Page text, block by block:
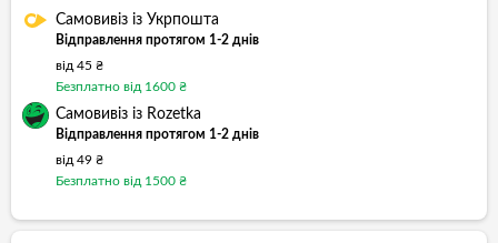
Самовивіз із Укрпошта
Відправлення протягом 1-2 днів
від 45 ₴
Безплатно від 1600 ₴
Самовивіз із Rozetka
Відправлення протягом 1-2 днів
від 49 ₴
Безплатно від 1500 ₴